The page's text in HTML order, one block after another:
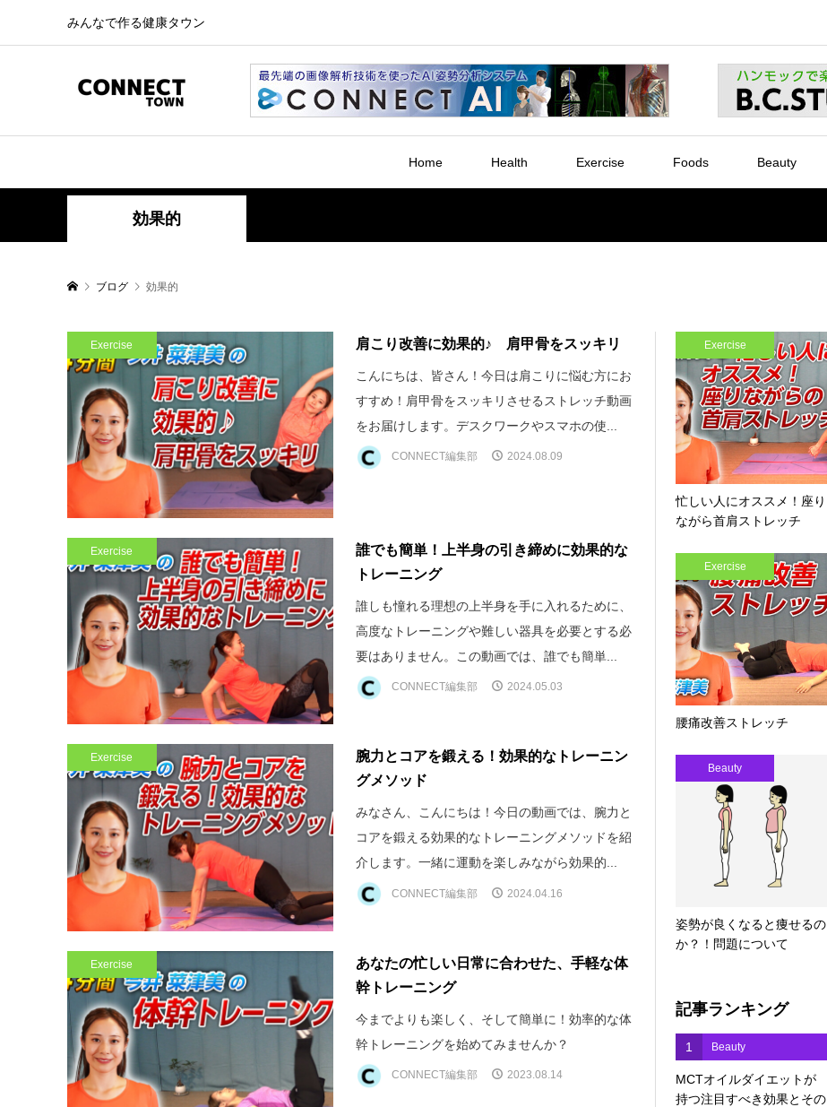
みんなで作る健康タウン
Home Health Exercise Foods Beauty
効果的
ブログ 効果的
Exercise 肩こり改善に効果的♪ 肩甲骨をスッキリ
こんにちは、皆さん！今日は肩こりに悩む方にお
すすめ！肩甲骨をスッキリさせるストレッチ動画
をお届けします。デスクワークやスマホの使...
CONNECT編集部 2024.08.09
Exercise
誰でも簡単！上半身の引き締めに効果的な
トレーニング
誰しも憧れる理想の上半身を手に入れるために、
高度なトレーニングや難しい器具を必要とする必
要はありません。この動画では、誰でも簡単...
CONNECT編集部 2024.05.03
Exercise
腕力とコアを鍛える！効果的なトレーニン
グメソッド
みなさん、こんにちは！今日の動画では、腕力と
コアを鍛える効果的なトレーニングメソッドを紹
介します。一緒に運動を楽しみながら効果的...
CONNECT編集部 2024.04.16
Exercise
あなたの忙しい日常に合わせた、手軽な体
幹トレーニング
今までよりも楽しく、そして簡単に！効率的な体
幹トレーニングを始めてみませんか？
CONNECT編集部 2023.08.14
Exercise
忙しい人にオススメ！座り
ながら首肩ストレッチ
Exercise
腰痛改善ストレッチ
Beauty
姿勢が良くなると痩せるの
か？！問題について
記事ランキング
1 Beauty
MCTオイルダイエットが
持つ注目すべき効果とその